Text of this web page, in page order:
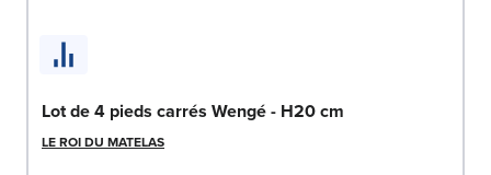
Lot de 4 pieds carrés Wengé - H20 cm
LE ROI DU MATELAS